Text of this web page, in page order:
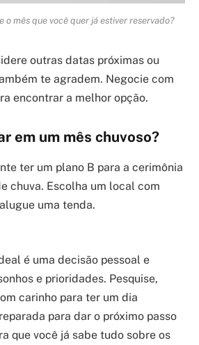
o mês que você quer já estiver reservado?
outras datas próximas ou
te agradem. Negocie com
encontrar a melhor opção.
em um mês chuvoso?
ter um plano B para a cerimônia
chuva. Escolha um local com
uma tenda.
é uma decisão pessoal e
e prioridades. Pesquise,
carinho para ter um dia
para dar o próximo passo
que você já sabe tudo sobre os